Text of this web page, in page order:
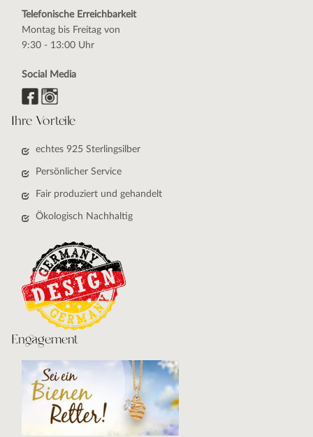
Telefonische Erreichbarkeit
Montag bis Freitag von
9:30 - 13:00 Uhr
Social Media
Ihre Vorteile
echtes 925 Sterlingsilber
Persönlicher Service
Fair produziert und gehandelt
Ökologisch Nachhaltig
Engagement